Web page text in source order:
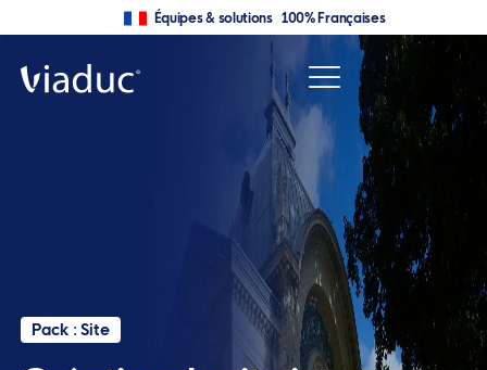
Équipes & solutions 100% Françaises
Pack : Site